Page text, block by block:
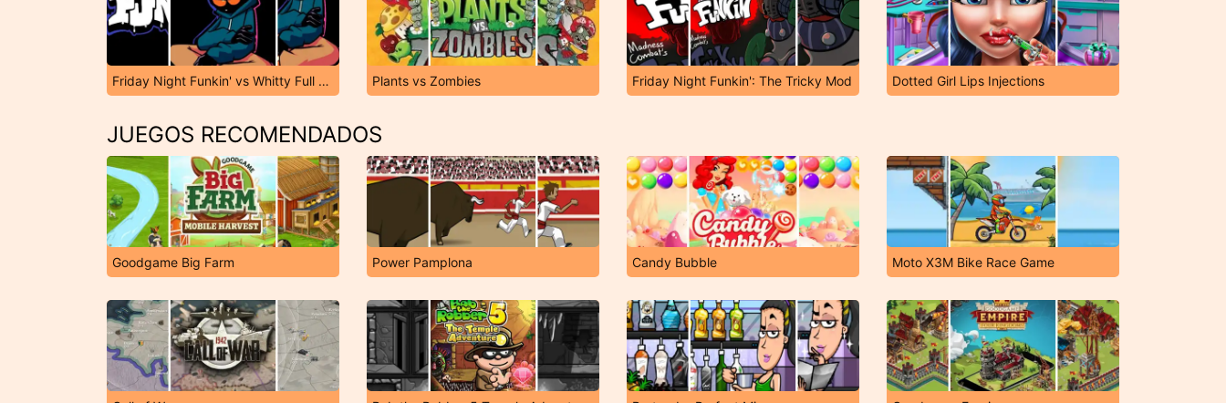
Friday Night Funkin' vs Whitty Full Week Plants vs Zombies Friday Night Funkin': The Tricky Mod Dotted Girl Lips Injections
JUEGOS RECOMENDADOS
Goodgame Big Farm Power Pamplona Candy Bubble Moto X3M Bike Race Game